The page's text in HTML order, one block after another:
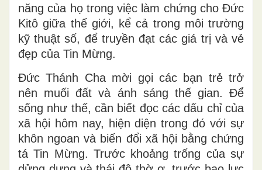
năng của họ trong việc làm chứng cho Đức
Kitô giữa thế giới, kể cả trong môi trường
kỹ thuật số, để truyền đạt các giá trị và vẻ
đẹp của Tin Mừng.
Đức Thánh Cha mời gọi các bạn trẻ trở
nên muối đất và ánh sáng thế gian. Để
sống như thế, cần biết đọc các dấu chỉ của
xã hội hôm nay, hiện diện trong đó với sự
khôn ngoan và biến đổi xã hội bằng chứng
tá Tin Mừng. Trước khoảng trống của sự